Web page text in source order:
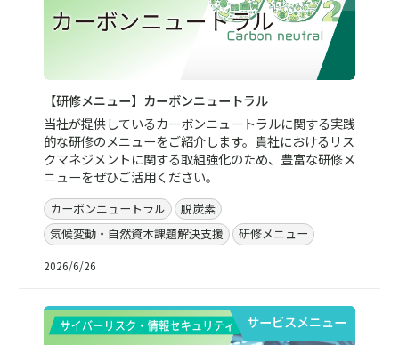
【研修メニュー】カーボンニュートラル
当社が提供しているカーボンニュートラルに関する実践
的な研修のメニューをご紹介します。貴社におけるリス
クマネジメントに関する取組強化のため、豊富な研修メ
ニューをぜひご活用ください。
カーボンニュートラル
脱炭素
気候変動・自然資本課題解決支援
研修メニュー
2026/6/26
サービスメニュー